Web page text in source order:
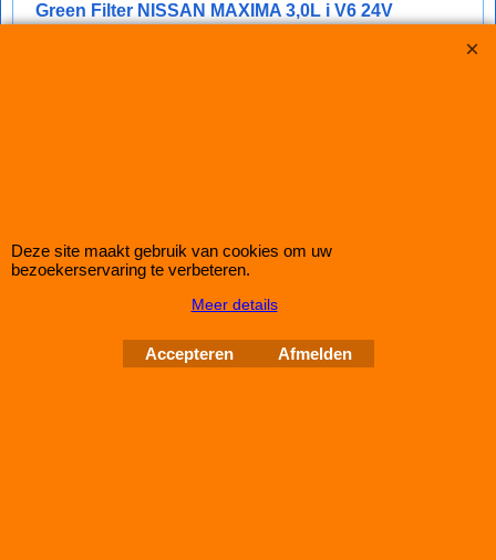
Green Filter NISSAN MAXIMA 3,0L i V6 24V
Auto Couture 1998 - 2026
Webwinkel gemaakt met
ShopFactory webwinkel
software.
Deze site maakt gebruik van cookies om uw
bezoekerservaring te verbeteren.
Meer details
Accepteren Afmelden